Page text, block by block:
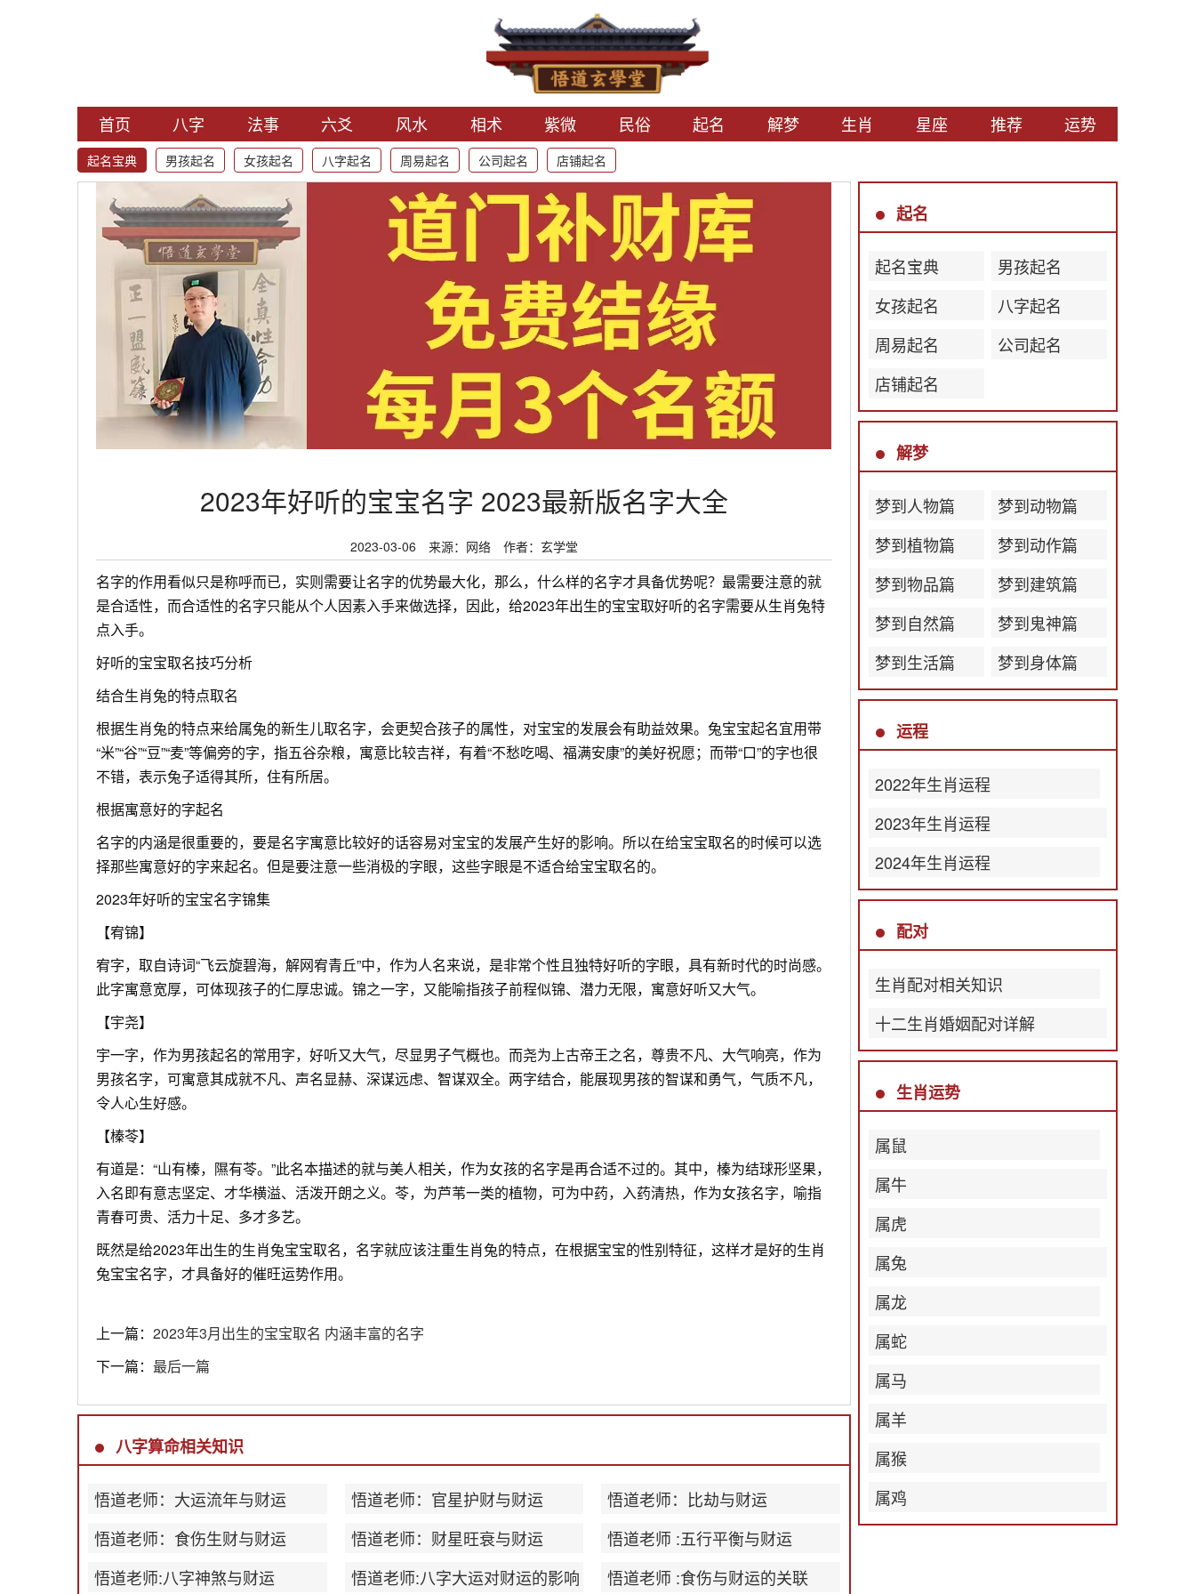
首页 八字 法事 六爻 风水 相术 紫微 民俗 起名 解梦 生肖 星座 推荐 运势
起名宝典 男孩起名 女孩起名 八字起名 周易起名 公司起名 店铺起名
2023年好听的宝宝名字 2023最新版名字大全
2023-03-06 来源：网络 作者：玄学堂
名字的作用看似只是称呼而已，实则需要让名字的优势最大化，那么，什么样的名字才具备优势呢？最需要注意的就
是合适性，而合适性的名字只能从个人因素入手来做选择，因此，给2023年出生的宝宝取好听的名字需要从生肖兔特
点入手。
好听的宝宝取名技巧分析
结合生肖兔的特点取名
根据生肖兔的特点来给属兔的新生儿取名字，会更契合孩子的属性，对宝宝的发展会有助益效果。兔宝宝起名宜用带
“米”“谷”“豆”“麦”等偏旁的字，指五谷杂粮，寓意比较吉祥，有着“不愁吃喝、福满安康”的美好祝愿；而带“口”的字也很
不错，表示兔子适得其所，住有所居。
根据寓意好的字起名
名字的内涵是很重要的，要是名字寓意比较好的话容易对宝宝的发展产生好的影响。所以在给宝宝取名的时候可以选
择那些寓意好的字来起名。但是要注意一些消极的字眼，这些字眼是不适合给宝宝取名的。
2023年好听的宝宝名字锦集
【宥锦】
宥字，取自诗词“飞云旋碧海，解网宥青丘”中，作为人名来说，是非常个性且独特好听的字眼，具有新时代的时尚感。
此字寓意宽厚，可体现孩子的仁厚忠诚。锦之一字，又能喻指孩子前程似锦、潜力无限，寓意好听又大气。
【宇尧】
宇一字，作为男孩起名的常用字，好听又大气，尽显男子气概也。而尧为上古帝王之名，尊贵不凡、大气响亮，作为
男孩名字，可寓意其成就不凡、声名显赫、深谋远虑、智谋双全。两字结合，能展现男孩的智谋和勇气，气质不凡，
令人心生好感。
【榛苓】
有道是：“山有榛，隰有苓。”此名本描述的就与美人相关，作为女孩的名字是再合适不过的。其中，榛为结球形坚果，
入名即有意志坚定、才华横溢、活泼开朗之义。苓，为芦苇一类的植物，可为中药，入药清热，作为女孩名字，喻指
青春可贵、活力十足、多才多艺。
既然是给2023年出生的生肖兔宝宝取名，名字就应该注重生肖兔的特点，在根据宝宝的性别特征，这样才是好的生肖
兔宝宝名字，才具备好的催旺运势作用。
上一篇： 2023年3月出生的宝宝取名 内涵丰富的名字
下一篇： 最后一篇
八字算命相关知识
悟道老师：大运流年与财运 悟道老师：官星护财与财运
悟道老师：比劫与财运
悟道老师：食伤生财与财运
悟道老师：财星旺衰与财运
悟道老师 :五行平衡与财运
悟道老师:八字神煞与财运
悟道老师:八字大运对财运的影响
悟道老师 :食伤与财运的关联
起名
起名宝典
男孩起名
女孩起名
八字起名
周易起名
公司起名
店铺起名
解梦
梦到人物篇
梦到动物篇
梦到植物篇
梦到动作篇
梦到物品篇
梦到建筑篇
梦到自然篇
梦到鬼神篇
梦到生活篇
梦到身体篇
运程
2022年生肖运程
2023年生肖运程
2024年生肖运程
配对
生肖配对相关知识
十二生肖婚姻配对详解
生肖运势
属鼠
属牛
属虎
属兔
属龙
属蛇
属马
属羊
属猴
属鸡